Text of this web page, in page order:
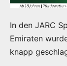
In den JARC
Emiraten
knapp